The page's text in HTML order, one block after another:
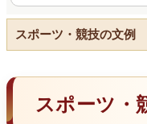
スポーツ・競技の文例
スポーツ・